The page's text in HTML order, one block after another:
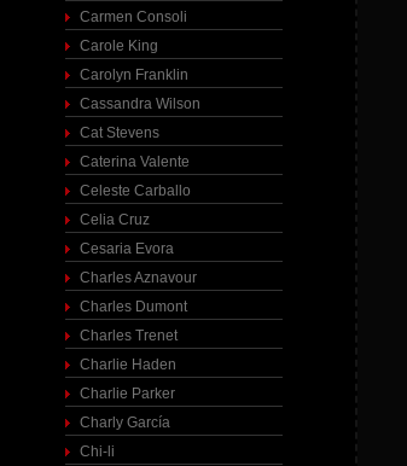
Carmen Consoli
Carole King
Carolyn Franklin
Cassandra Wilson
Cat Stevens
Caterina Valente
Celeste Carballo
Celia Cruz
Cesaria Evora
Charles Aznavour
Charles Dumont
Charles Trenet
Charlie Haden
Charlie Parker
Charly García
Chi-li